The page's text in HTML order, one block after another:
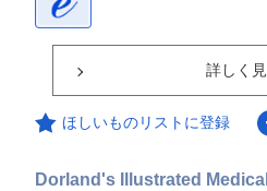
詳しく
ほしいものリストに登録
Dorland's Illustrated